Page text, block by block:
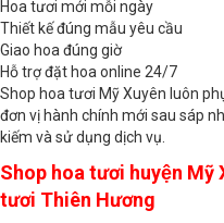
Hoa tươi mới mỗi ngày
Thiết kế đúng mẫu yêu cầu
Giao hoa đúng giờ
Hỗ trợ đặt hoa online 24/7
Shop hoa tươi Mỹ Xuyên luôn
đơn vị hành chính mới sau sáp
kiếm và sử dụng dịch vụ.
Shop hoa tươi huyện Mỹ
tươi Thiên Hương